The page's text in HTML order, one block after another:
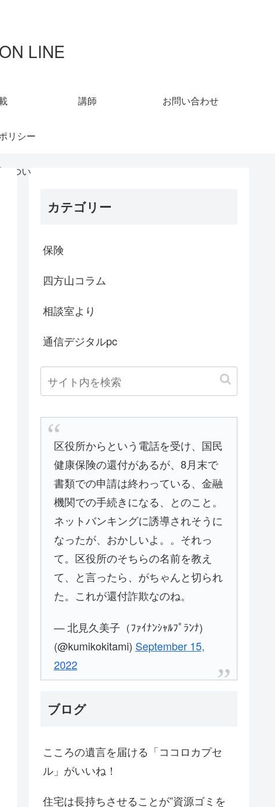
LINE
講師 お問い合わせ
リシー
につい
カテゴリー
保険
四方山コラム
相談室より
通信デジタルpc
区役所からという電話を受け、国民
健康保険の還付があるが、8月末で
書類での申請は終わっている、金融
機関での手続きになる、とのこと。
ネットバンキングに誘導されそうに
なったが、おかしいよ。。それっ
て。区役所のそちらの名前を教え
て、と言ったら、がちゃんと切られ
た。これが還付詐欺なのね。
— 北見久美子（ﾌｧｲﾅﾝｼｬﾙﾌﾟﾗﾝﾅ)
(@kumikokitami) September 15,
2022
ブログ
こころの遺言を届ける「ココロカプセ
ル」がいいね！
住宅は長持ちさせることが”資源ゴミを